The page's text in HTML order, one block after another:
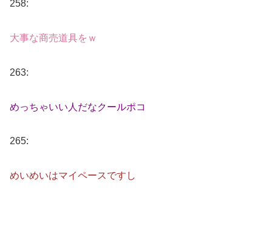
258:
大事な商売道具をｗ
263:
めっちゃいい人だなクールポコ
265:
めいめいはマイペースですし